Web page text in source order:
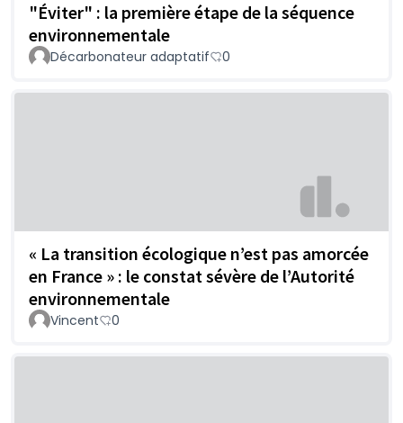
"Éviter" : la première étape de la séquence
environnementale
Décarbonateur adaptatif 0
« La transition écologique n’est pas amorcée
en France » : le constat sévère de l’Autorité
environnementale
Vincent 0